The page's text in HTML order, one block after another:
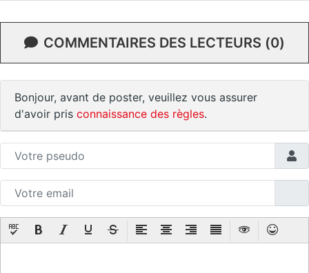
COMMENTAIRES DES LECTEURS (0)
Bonjour, avant de poster, veuillez vous assurer
d'avoir pris connaissance des règles.